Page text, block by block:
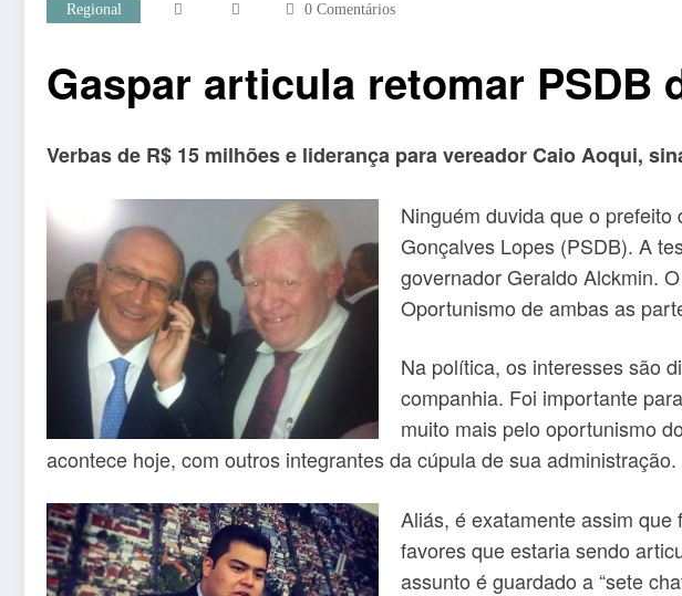
Regional 0 Comentários
Gaspar articula retomar PSDB
Verbas de R$ 15 milhões e liderança para vereador Caio Aoqui,
Ninguém duvida que o
Gonçalves Lopes (PSDB). A
governador Geraldo Alckmin.
Oportunismo de ambas as
Na política, os interesses são
companhia. Foi importante
muito mais pelo oportunismo
acontece hoje, com outros integrantes da cúpula de sua administração.
Aliás, é exatamente assim que
favores que estaria sendo
assunto é guardado a “sete